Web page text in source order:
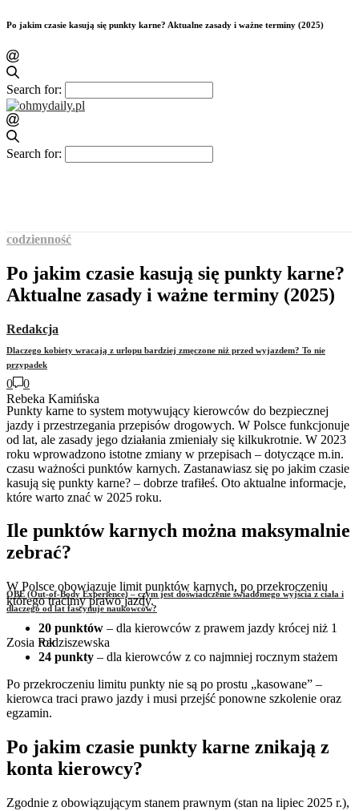
Po jakim czasie kasują się punkty karne? Aktualne zasady i ważne terminy (2025)
Search for:
Search for:
Dlaczego kobiety wracają z urlopu bardziej zmęczone niż przed wyjazdem? To nie
przypadek
Rebeka Kamińska
OBE (Out-of-Body Experience) – czym jest doświadczenie świadomego wyjścia z ciała i
dlaczego od lat fascynuje naukowców?
Zosia Radziszewska
codzienność
Po jakim czasie kasują się punkty karne?
Aktualne zasady i ważne terminy (2025)
Redakcja
0
0
Punkty karne to system motywujący kierowców do bezpiecznej
jazdy i przestrzegania przepisów drogowych. W Polsce funkcjonuje
od lat, ale zasady jego działania zmieniały się kilkukrotnie. W 2023
roku wprowadzono istotne zmiany w przepisach – dotyczące m.in.
czasu ważności punktów karnych. Zastanawiasz się po jakim czasie
kasują się punkty karne? – dobrze trafiłeś. Oto aktualne informacje,
które warto znać w 2025 roku.
Ile punktów karnych można maksymalnie
zebrać?
W Polsce obowiązuje limit punktów karnych, po przekroczeniu
którego tracimy prawo jazdy.
20 punktów – dla kierowców z prawem jazdy krócej niż 1
rok
24 punkty – dla kierowców z co najmniej rocznym stażem
Po przekroczeniu limitu punkty nie są po prostu „kasowane” –
kierowca traci prawo jazdy i musi przejść ponowne szkolenie oraz
egzamin.
Po jakim czasie punkty karne znikają z
konta kierowcy?
Zgodnie z obowiązującym stanem prawnym (stan na lipiec 2025 r.),